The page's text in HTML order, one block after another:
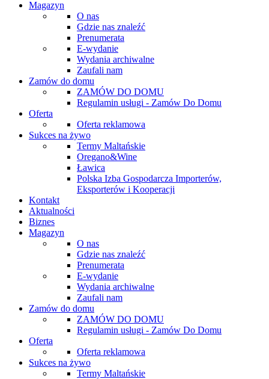
Magazyn
O nas
Gdzie nas znaleźć
Prenumerata
E-wydanie
Wydania archiwalne
Zaufali nam
Zamów do domu
ZAMÓW DO DOMU
Regulamin usługi - Zamów Do Domu
Oferta
Oferta reklamowa
Sukces na żywo
Termy Maltańskie
Oregano&Wine
Ławica
Polska Izba Gospodarcza Importerów,
Eksporterów i Kooperacji
Kontakt
Aktualności
Biznes
Magazyn
O nas
Gdzie nas znaleźć
Prenumerata
E-wydanie
Wydania archiwalne
Zaufali nam
Zamów do domu
ZAMÓW DO DOMU
Regulamin usługi - Zamów Do Domu
Oferta
Oferta reklamowa
Sukces na żywo
Termy Maltańskie